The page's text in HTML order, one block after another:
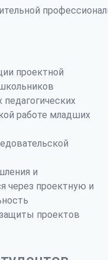
проектной
работе младших
и
через проектную и
проектов